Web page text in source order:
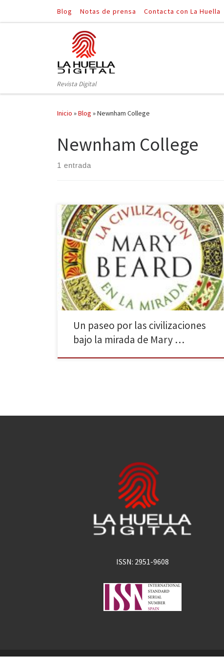
Saltar al contenido
Blog Notas de prensa Contacta con La Huella
Revista Digital
Inicio »Blog »Newnham College
Newnham College
1 entrada
La editorial Crítica (Grupo Planeta) ha publicado la
última obra de Mary Beard, Premio Princesa de
Asturias de Ciencias Sociales en 2016, un libro sobre el
arte y la forma de ver la realidad por los diferentes
pueblos. La civilización en la mirada (febrero de
2019), traducción de Civilizations: How […]
Un paseo por las civilizaciones
bajo la mirada de Mary …
ISSN: 2951-9608